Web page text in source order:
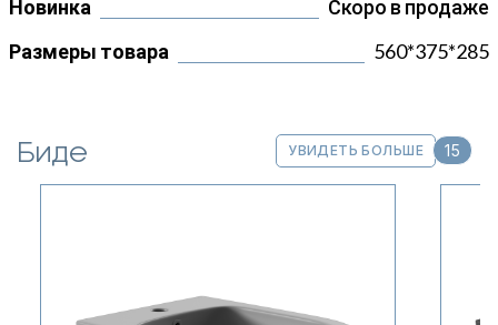
Новинка
Скоро в продаже
Размеры товара
560*375*285
Биде УВИДЕТЬ БОЛЬШЕ 15